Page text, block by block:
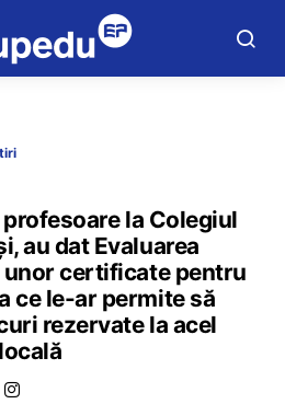
la Colegiul
au dat Evaluarea
unor certificate pentru
ce le-ar permite să
rezervate la acel